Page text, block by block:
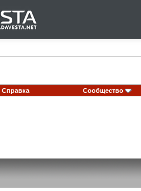
Справка Сообщество